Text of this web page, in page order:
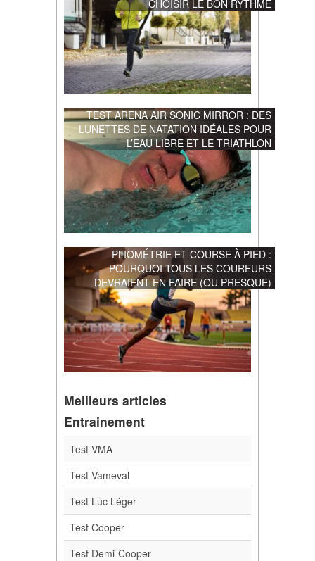
CHOISIR LE BON RYTHME
TEST ARENA AIR SONIC MIRROR : DES
LUNETTES DE NATATION IDÉALES POUR
L’EAU LIBRE ET LE TRIATHLON
PLIOMÉTRIE ET COURSE À PIED :
POURQUOI TOUS LES COUREURS
DEVRAIENT EN FAIRE (OU PRESQUE)
Meilleurs articles
Entrainement
Test VMA
Test Vameval
Test Luc Léger
Test Cooper
Test Demi-Cooper